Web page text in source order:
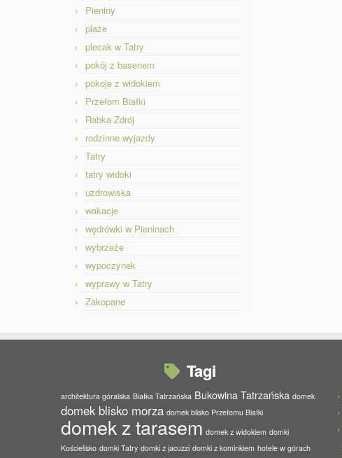
Pieniny
plaże
plecak w Tatry
pokój z basenem
pokoje z widokiem
Przełom Białki
Rabka Zdrój
rodzinne wyjazdy
Tatry
tatry widoki
uzdrowiska
wakacje
wędrówki w Pieninach
wybrzeże
wypoczynek
wyprawy w Tatry
Zakopane
Tagi
architektura góralska Białka Tatrzańska Bukowina Tatrzańska domek
domek blisko morza domek blisko Przełomu Białki
domek z tarasem domek z widokiem domki
Kościelisko domki Tatry domki z jacuzzi domki z kominkiem hotele w górach